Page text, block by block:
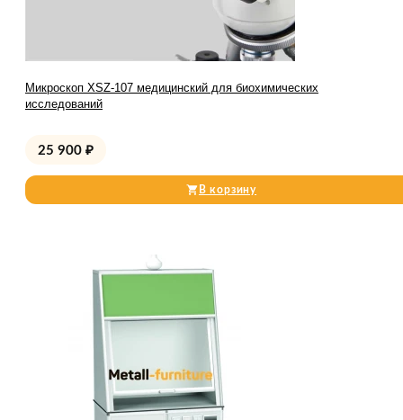
Микроскоп XSZ-107 медицинский для биохимических
исследований
25 900 ₽
В корзину